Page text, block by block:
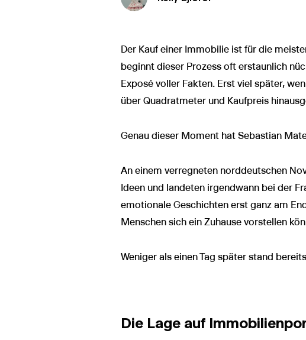
Der Kauf einer Immobilie ist für die
beginnt dieser Prozess oft erstaunlich
Exposé voller Fakten. Erst viel später,
über Quadratmeter und Kaufpreis
Genau dieser Moment hat Sebastian
An einem verregneten norddeutschen
Ideen und landeten irgendwann bei der
emotionale Geschichten erst ganz am
Menschen sich ein Zuhause vorstellen
Weniger als einen Tag später stand
Die Lage auf